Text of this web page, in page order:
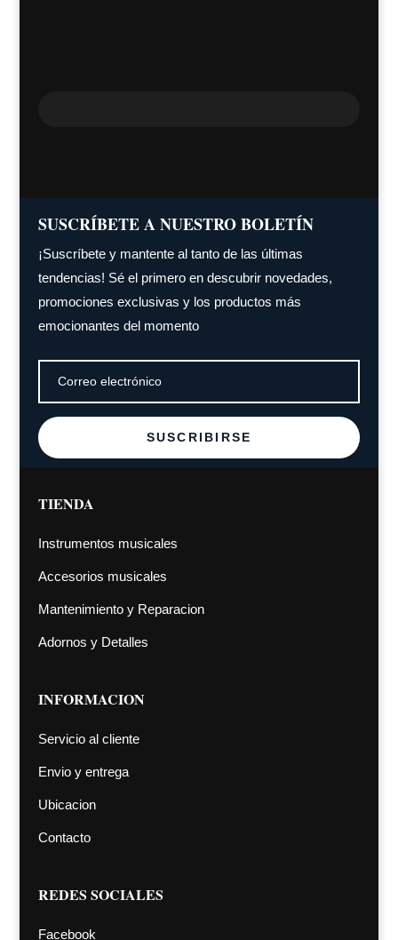
SUSCRÍBETE A NUESTRO BOLETÍN
¡Suscríbete y mantente al tanto de las últimas
tendencias! Sé el primero en descubrir novedades,
promociones exclusivas y los productos más
emocionantes del momento
SUSCRIBIRSE
TIENDA
Instrumentos musicales
Accesorios musicales
Mantenimiento y Reparacion
Adornos y Detalles
INFORMACION
Servicio al cliente
Envio y entrega
Ubicacion
Contacto
REDES SOCIALES
Facebook